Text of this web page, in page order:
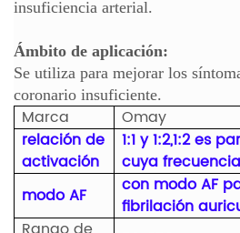
insuficiencia arterial.
Ámbito de aplicación:
Se utiliza para mejorar los
coronario insuficiente.
Marca
Omay
relación de
activación
1:1 y 1:2,1:2 es
cuya
modo AF
con modo AF
fibrilación